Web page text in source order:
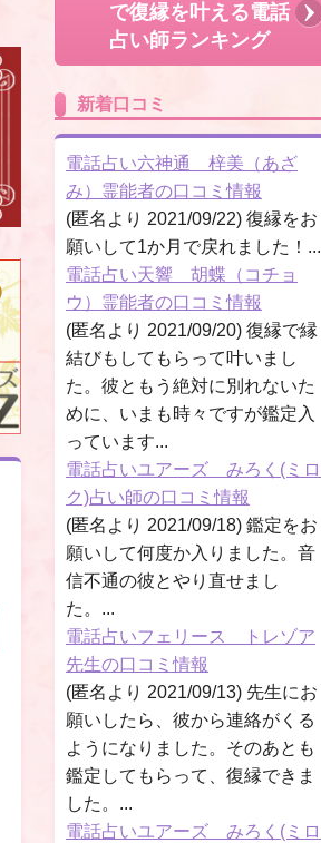
で復縁を叶える電話
占い師ランキング
新着口コミ
電話占い六神通 梓美（あざ
み）霊能者の口コミ情報
(匿名より 2021/09/22) 復縁をお
願いして1か月で戻れました！...
電話占い天響 胡蝶（コチョ
ウ）霊能者の口コミ情報
(匿名より 2021/09/20) 復縁で縁
結びもしてもらって叶いまし
た。彼ともう絶対に別れないた
めに、いまも時々ですが鑑定入
っています...
電話占いユアーズ みろく(ミロ
ク)占い師の口コミ情報
(匿名より 2021/09/18) 鑑定をお
願いして何度か入りました。音
信不通の彼とやり直せまし
た。...
電話占いフェリース トレゾア
先生の口コミ情報
(匿名より 2021/09/13) 先生にお
願いしたら、彼から連絡がくる
ようになりました。そのあとも
鑑定してもらって、復縁できま
した。...
電話占いユアーズ みろく(ミロ